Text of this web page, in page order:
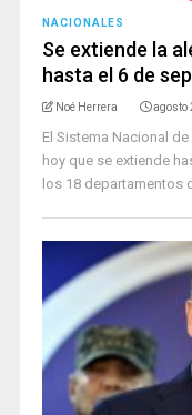
NACIONALES
Se extiende la
hasta el 6 de
Noé Herrera agosto
El Sistema Nacional
hoy que se extiende
los 18 departamentos